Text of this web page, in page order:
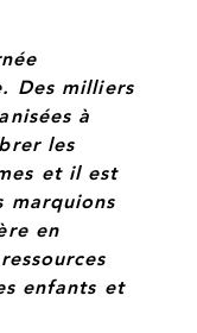
Des milliers
à
les
et il est
marquions
en
enfants et